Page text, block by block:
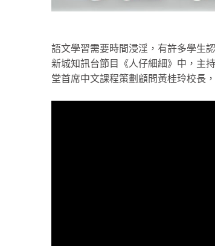
語文學習需要時間浸淫，有許多學生
新城知訊台節目《人仔細細》中，主
堂首席中文課程策劃顧問黃桂玲校長